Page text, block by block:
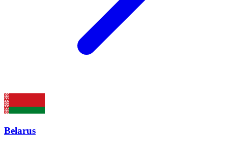
Belarus